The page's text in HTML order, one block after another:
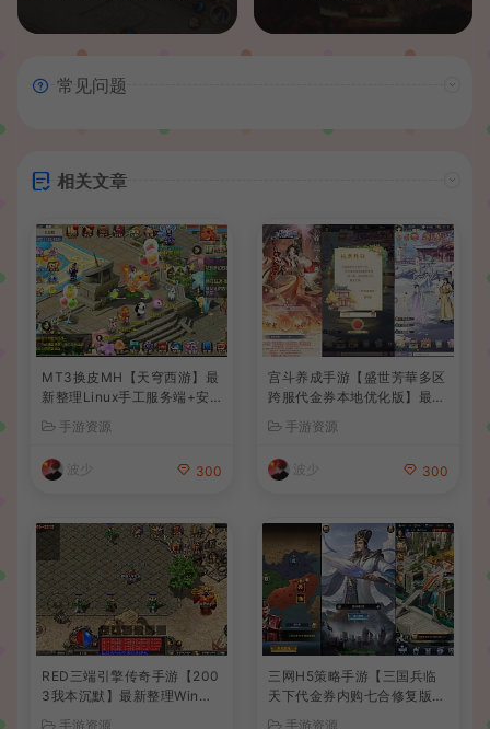
常见问题
相关文章
MT3换皮MH【天穹西游】最
新整理Linux手工服务端+安
卓苹果双端+GM后台+详细搭
建教程+全套源码+视频教程
手游资源
波少 300
宫斗养成手游【盛世芳華多区
跨服代金券本地优化版】最新
整理单机一键即玩端+Linux
手工服务端+CDK授权后台
+安卓+详细搭建教程
手游资源
波少 300
RED三端引擎传奇手游【200
3我本沉默】最新整理Win系
服务端+安卓苹果PC三端+详
手游资源
三网H5策略手游【三国兵临
天下代金券内购七合修复版】
最新整理单机一键即玩镜像端
手游资源